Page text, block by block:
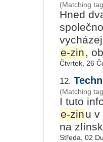
(Matching
Hned
e-zin ,
Čtvrtek, 26
12.
(Matching
I tuto
e-zinu v
na
Středa, 02